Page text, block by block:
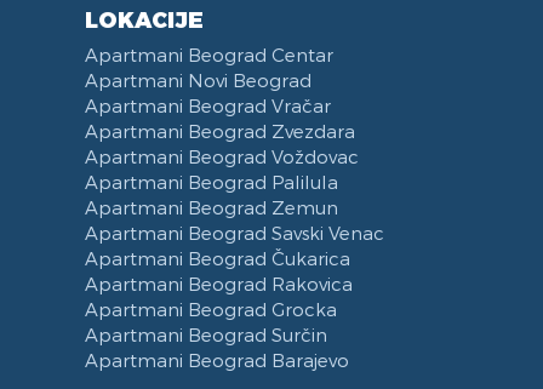
Toalet Papir
Sredstva za Čišćenje
Kategorizovan
Vaučeri
Aspirator
Posudje i Escajg
Beogradski Sajam
Yu biznis centar
Ulica Španskih boraca
Naselje West 365
Filmski grad
Karadjordjev park
KBC Zemun
Institut za majku i dete
Hram Svetog Save
Ulica Kneginje Zorke
Sportski centar 11 April
LOKACIJE
Apartmani Beograd Centar
Apartmani Novi Beograd
Apartmani Beograd Vračar
Apartmani Beograd Zvezdara
Apartmani Beograd Voždovac
Apartmani Beograd Palilula
Apartmani Beograd Zemun
Apartmani Beograd Savski Venac
Apartmani Beograd Čukarica
Apartmani Beograd Rakovica
Apartmani Beograd Grocka
Apartmani Beograd Surčin
Apartmani Beograd Barajevo